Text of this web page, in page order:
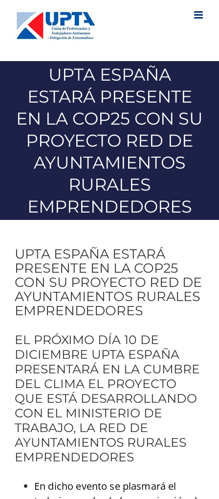
contenido
UPTA ESPAÑA
ESTARÁ PRESENTE
EN LA COP25 CON SU
PROYECTO RED DE
AYUNTAMIENTOS
RURALES
EMPRENDEDORES
UPTA ESPAÑA ESTARÁ
PRESENTE EN LA COP25
CON SU PROYECTO RED DE
AYUNTAMIENTOS RURALES
EMPRENDEDORES
EL PRÓXIMO DÍA 10 DE
DICIEMBRE UPTA ESPAÑA
PRESENTARÁ EN LA CUMBRE
DEL CLIMA EL PROYECTO
QUE ESTÁ DESARROLLANDO
CON EL MINISTERIO DE
TRABAJO, LA RED DE
AYUNTAMIENTOS RURALES
EMPRENDEDORES
En dicho evento se plasmará el